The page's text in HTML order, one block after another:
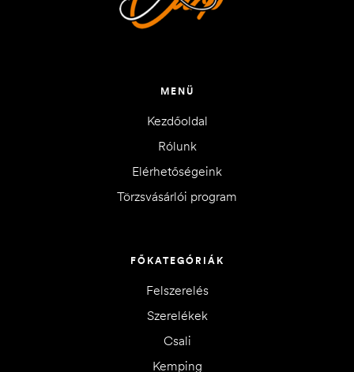
MENÜ
Kezdőoldal
Rólunk
Elérhetőségeink
Törzsvásárlói program
FŐKATEGÓRIÁK
Felszerelés
Szerelékek
Csali
Kemping